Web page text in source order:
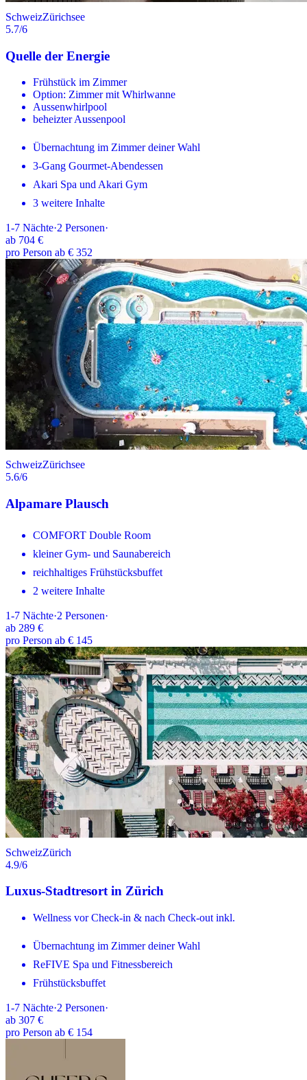
SchweizZürichsee
5.7/6
Quelle der Energie
Frühstück im Zimmer
Option: Zimmer mit Whirlwanne
Aussenwhirlpool
beheizter Aussenpool
Übernachtung im Zimmer deiner Wahl
3-Gang Gourmet-Abendessen
Akari Spa und Akari Gym
3 weitere Inhalte
1-7 Nächte·2 Personen·
ab 704 €
pro Person ab € 352
SchweizZürichsee
5.6/6
Alpamare Plausch
COMFORT Double Room
kleiner Gym- und Saunabereich
reichhaltiges Frühstücksbuffet
2 weitere Inhalte
1-7 Nächte·2 Personen·
ab 289 €
pro Person ab € 145
SchweizZürich
4.9/6
Luxus-Stadtresort in Zürich
Wellness vor Check-in & nach Check-out inkl.
Übernachtung im Zimmer deiner Wahl
ReFIVE Spa und Fitnessbereich
Frühstücksbuffet
1-7 Nächte·2 Personen·
ab 307 €
pro Person ab € 154